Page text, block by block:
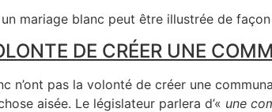
un mariage blanc peut être illustrée de
DE CRÉER UNE
n’ont pas la volonté de créer une
aisée. Le législateur parlera d’« une